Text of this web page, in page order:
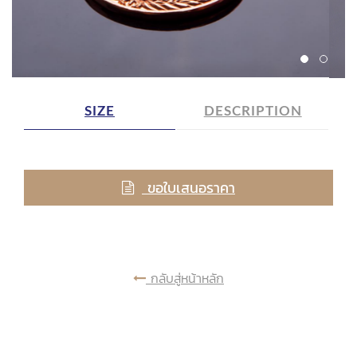
SIZE DESCRIPTION
ขอใบเสนอราคา
กลับสู่หน้าหลัก